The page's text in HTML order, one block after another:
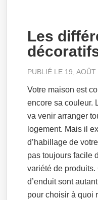
Les
PUBLIÉ LE 19,
Votre maison est
encore sa couleur.
va venir arranger
logement. Mais il
d’habillage de
pas toujours facile
variété de
d’enduit sont
pour choisir à quoi